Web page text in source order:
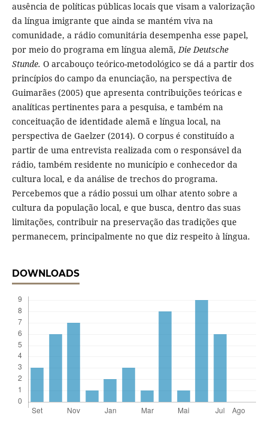
ausência de políticas públicas locais que visam a valorização
da língua imigrante que ainda se mantém viva na
comunidade, a rádio comunitária desempenha esse papel,
por meio do programa em língua alemã,Die Deutsche
Stunde. O arcabouço teórico-metodológico se dá a partir dos
princípios do campo da enunciação, na perspectiva de
Guimarães (2005) que apresenta contribuições teóricas e
analíticas pertinentes para a pesquisa, e também na
conceituação de identidade alemã e língua local, na
perspectiva de Gaelzer (2014). O corpus é constituído a
partir de uma entrevista realizada com o responsável da
rádio, também residente no município e conhecedor da
cultura local, e da análise de trechos do programa.
Percebemos que a rádio possui um olhar atento sobre a
cultura da população local, e que busca, dentro das suas
limitações, contribuir na preservação das tradições que
permanecem, principalmente no que diz respeito à língua.
DOWNLOADS